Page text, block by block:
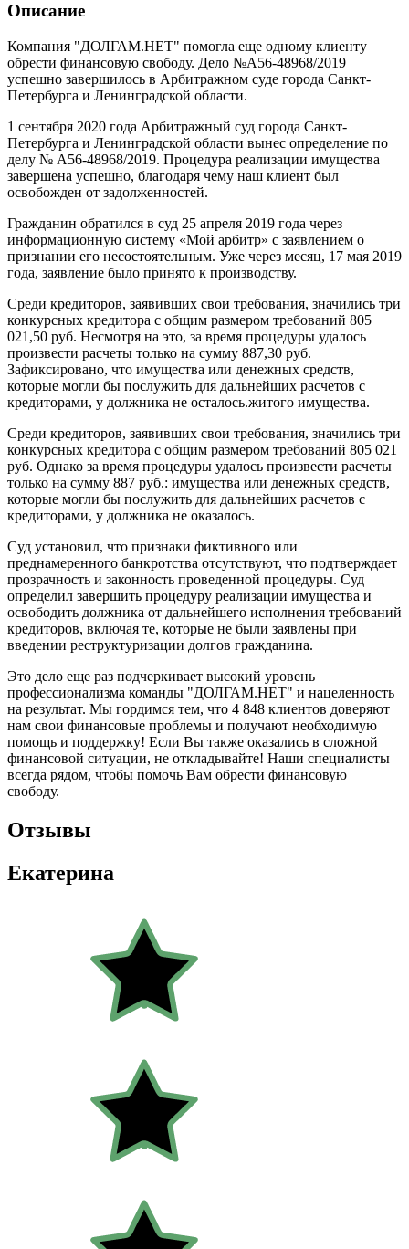
Описание
Компания "ДОЛГАМ.НЕТ" помогла еще одному клиенту
обрести финансовую свободу. Дело №А56-48968/2019
успешно завершилось в Арбитражном суде города Санкт-
Петербурга и Ленинградской области.
1 сентября 2020 года Арбитражный суд города Санкт-
Петербурга и Ленинградской области вынес определение по
делу № А56-48968/2019. Процедура реализации имущества
завершена успешно, благодаря чему наш клиент был
освобожден от задолженностей.
Гражданин обратился в суд 25 апреля 2019 года через
информационную систему «Мой арбитр» с заявлением о
признании его несостоятельным. Уже через месяц, 17 мая 2019
года, заявление было принято к производству.
Среди кредиторов, заявивших свои требования, значились три
конкурсных кредитора с общим размером требований 805
021,50 руб. Несмотря на это, за время процедуры удалось
произвести расчеты только на сумму 887,30 руб.
Зафиксировано, что имущества или денежных средств,
которые могли бы послужить для дальнейших расчетов с
кредиторами, у должника не осталось.житого имущества.
Среди кредиторов, заявивших свои требования, значились три
конкурсных кредитора с общим размером требований 805 021
руб. Однако за время процедуры удалось произвести расчеты
только на сумму 887 руб.: имущества или денежных средств,
которые могли бы послужить для дальнейших расчетов с
кредиторами, у должника не оказалось.
Суд установил, что признаки фиктивного или
преднамеренного банкротства отсутствуют, что подтверждает
прозрачность и законность проведенной процедуры. Суд
определил завершить процедуру реализации имущества и
освободить должника от дальнейшего исполнения требований
кредиторов, включая те, которые не были заявлены при
введении реструктуризации долгов гражданина.
Это дело еще раз подчеркивает высокий уровень
профессионализма команды "ДОЛГАМ.НЕТ" и нацеленность
на результат. Мы гордимся тем, что 4 848 клиентов доверяют
нам свои финансовые проблемы и получают необходимую
помощь и поддержку! Если Вы также оказались в сложной
финансовой ситуации, не откладывайте! Наши специалисты
всегда рядом, чтобы помочь Вам обрести финансовую
свободу.
Отзывы
Екатерина